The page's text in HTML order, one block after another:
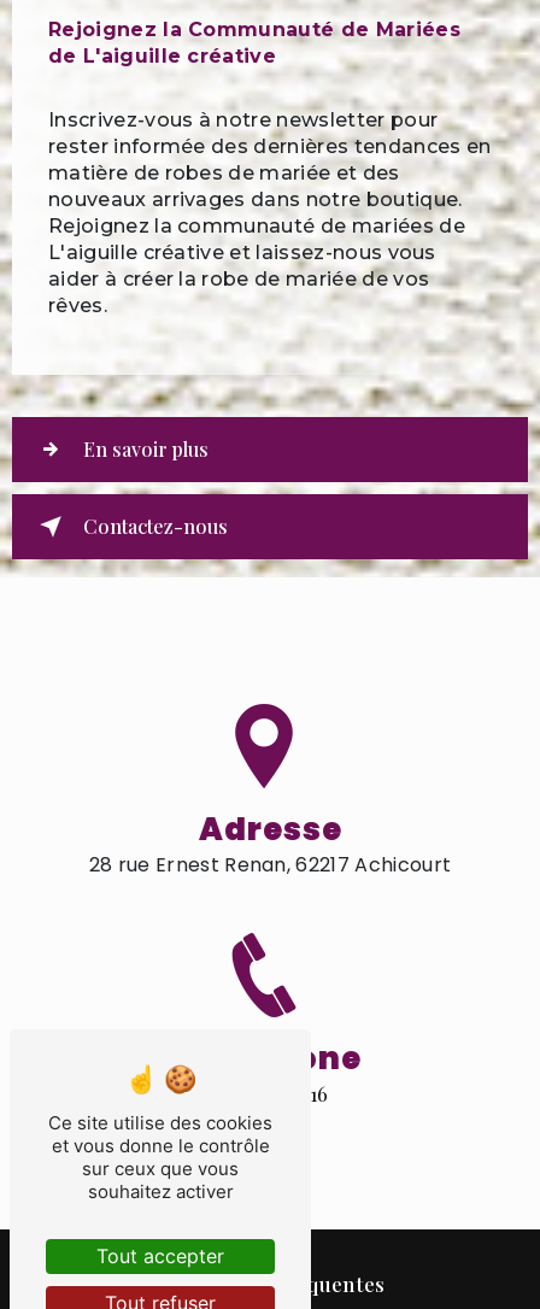
Rejoignez la Communauté de Mariées
de L'aiguille créative
Inscrivez-vous à notre newsletter pour
rester informée des dernières tendances en
matière de robes de mariée et des
nouveaux arrivages dans notre boutique.
Rejoignez la communauté de mariées de
L'aiguille créative et laissez-nous vous
aider à créer la robe de mariée de vos
rêves.
En savoir plus
Contactez-nous
Adresse
28 rue Ernest Renan, 62217 Achicourt
Téléphone
03 21 55 26 16
Recherches fréquentes
Ce site utilise des cookies
et vous donne le contrôle
sur ceux que vous
souhaitez activer
Tout accepter
Tout refuser